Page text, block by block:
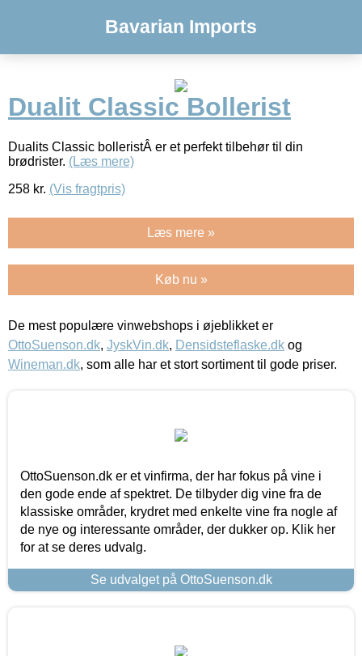
Bavarian Imports
Dualit Classic Bollerist
Dualits Classic bolleristÂ er et perfekt tilbehør til din
brødrister. (Læs mere)
258 kr. (Vis fragtpris)
Læs mere »
Køb nu »
De mest populære vinwebshops i øjeblikket er
OttoSuenson.dk, JyskVin.dk, Densidsteflaske.dk og
Wineman.dk, som alle har et stort sortiment til gode priser.
OttoSuenson.dk er et vinfirma, der har fokus på vine i
den gode ende af spektret. De tilbyder dig vine fra de
klassiske områder, krydret med enkelte vine fra nogle af
de nye og interessante områder, der dukker op. Klik her
for at se deres udvalg.
Se udvalget på OttoSuenson.dk